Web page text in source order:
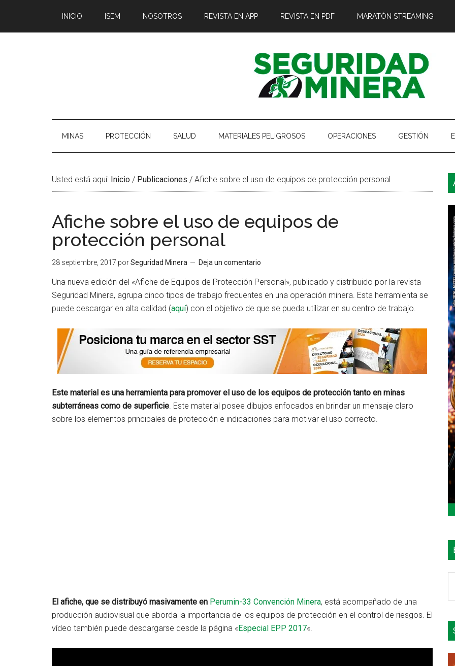
contenido
secondary
la
pie
INICIO ISEM NOSOTROS REVISTA EN APP REVISTA EN PDF MARATÓN STREAMING
MINAS PROTECCIÓN SALUD MATERIALES PELIGROSOS OPERACIONES GESTIÓN
Usted está aquí: Inicio / Publicaciones / Afiche sobre el uso de equipos de protección personal
Afiche sobre el uso de equipos de
protección personal
28 septiembre, 2017 porSeguridad Minera Deja un comentario
Una nueva edición del «Afiche de Equipos de Protección Personal», publicado y distribuido por la revista
Seguridad Minera, agrupa cinco tipos de trabajo frecuentes en una operación minera. Esta herramienta se
puede descargar en alta calidad (aquí) con el objetivo de que se pueda utilizar en su centro de trabajo.
Este material es una herramienta para promover el uso de los equipos de protección tanto en minas
subterráneas como de superficie. Este material posee dibujos enfocados en brindar un mensaje claro
sobre los elementos principales de protección e indicaciones para motivar el uso correcto.
El afiche, que se distribuyó masivamente en Perumin-33 Convención Minera, está acompañado de una
producción audiovisual que aborda la importancia de los equipos de protección en el control de riesgos. El
vídeo también puede descargarse desde la página «Especial EPP 2017«.